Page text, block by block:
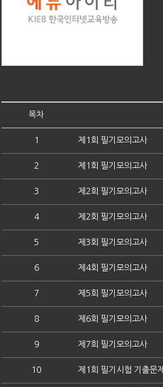
목차
1 제1회 필기모의고사
2 제1회 필기모의고사
3 제2회 필기모의고사
4 제2회 필기모의고사
5 제3회 필기모의고사
6 제4회 필기모의고사
7 제5회 필기모의고사
8 제6회 필기모의고사
9 제7회 필기모의고사
10 제1회 필기시험 기출문제